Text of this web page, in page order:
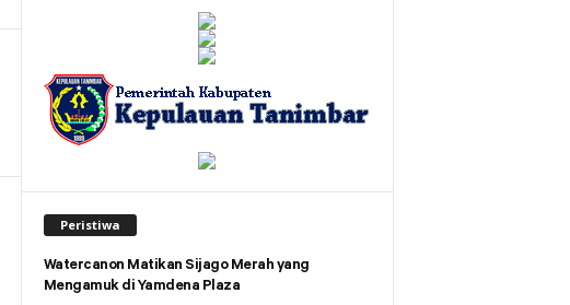
Peristiwa
Watercanon Matikan Sijago Merah yang
Mengamuk di Yamdena Plaza